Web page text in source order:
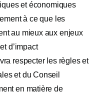
et économiques
à ce que les
au mieux aux enjeux
d’impact
respecter les règles et
et du Conseil
en matière de